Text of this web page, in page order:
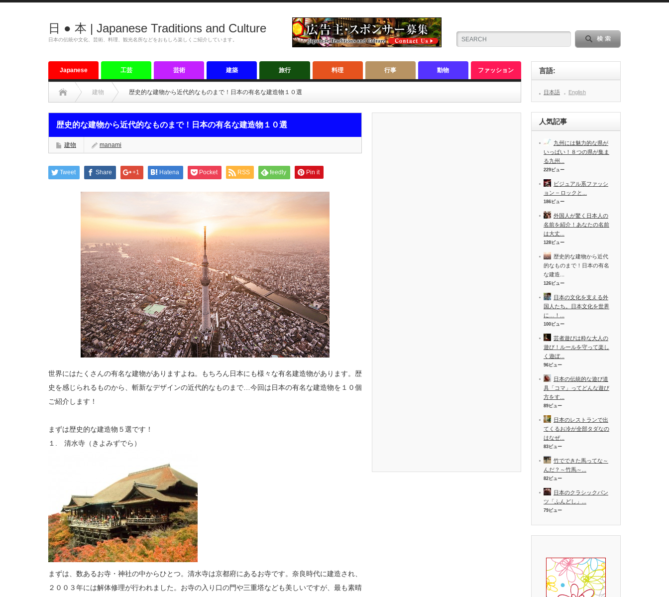
日 ● 本 | Japanese Traditions and Culture
日本の伝統や文化、芸術、料理、観光名所などをおもしろ楽しくご紹介しています。
Japanese
tradition
工芸 芸術 建築 旅行 料理 行事 動物 ファッション
建物 歴史的な建物から近代的なものまで！日本の有名な建造物１０選
歴史的な建物から近代的なものまで！日本の有名な建造物１０選
建物 manami
Tweet Share +1 Hatena Pocket RSS feedly Pin it
世界にはたくさんの有名な建物がありますよね。もちろん日本にも様々な有名建造物があります。歴
史を感じられるものから、斬新なデザインの近代的なものまで…今回は日本の有名な建造物を１０個
ご紹介します！
まずは歴史的な建造物５選です！
１. 清水寺（きよみずでら）
まずは、数あるお寺・神社の中からひとつ。清水寺は京都府にあるお寺です。奈良時代に建造され、
２００３年には解体修理が行われました。お寺の入り口の門や三重塔なども美しいですが、最も素晴
言語:
日本語 English
人気記事
九州には魅力的な県が
いっぱい！８つの県が集ま
る九州...
229ビュー
ビジュアル系ファッシ
ョン – ロックと...
186ビュー
外国人が驚く日本人の
名前を紹介！あなたの名前
は大丈...
128ビュー
歴史的な建物から近代
的なものまで！日本の有名
な建造...
126ビュー
日本の文化を支える外
国人たち。日本文化を世界
に…！...
100ビュー
芸者遊びは粋な大人の
遊び！ルールを守って楽し
く遊ぼ...
96ビュー
日本の伝統的な遊び道
具「コマ」ってどんな遊び
方をす...
89ビュー
日本のレストランで出
てくるお冷が全部タダなの
はなぜ...
83ビュー
竹でできた馬ってな～
んだ？～竹馬～...
82ビュー
日本のクラシックパン
ツ「ふんどし」...
79ビュー